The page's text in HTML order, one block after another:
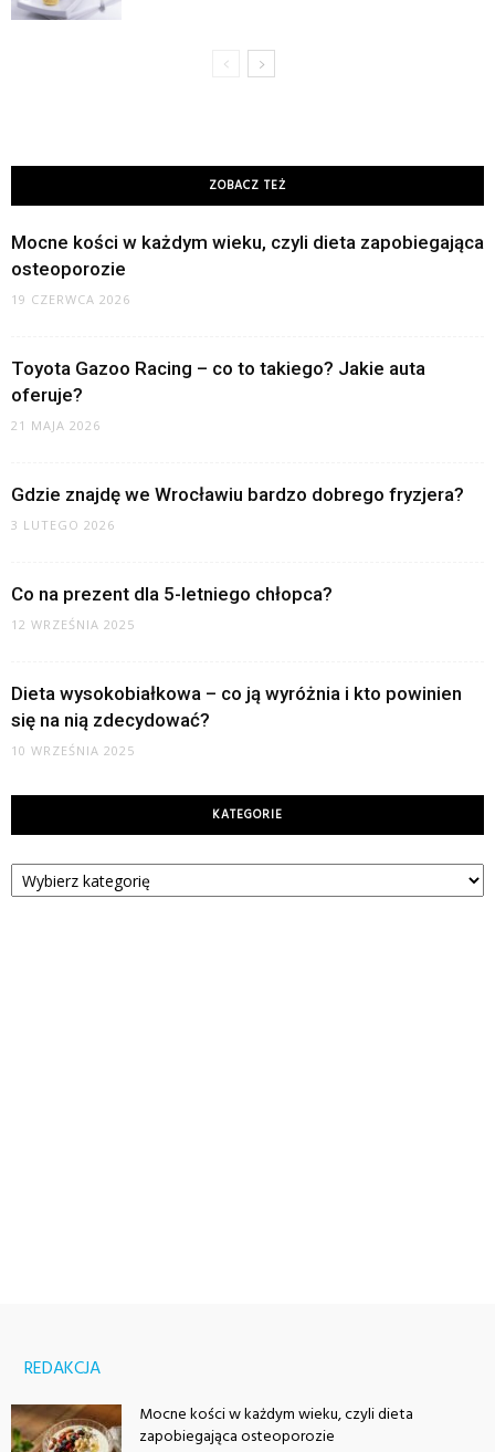
ZOBACZ TEŻ
Mocne kości w każdym wieku, czyli dieta zapobiegająca
osteoporozie
19 CZERWCA 2026
Toyota Gazoo Racing – co to takiego? Jakie auta
oferuje?
21 MAJA 2026
Gdzie znajdę we Wrocławiu bardzo dobrego fryzjera?
3 LUTEGO 2026
Co na prezent dla 5-letniego chłopca?
12 WRZEŚNIA 2025
Dieta wysokobiałkowa – co ją wyróżnia i kto powinien
się na nią zdecydować?
10 WRZEŚNIA 2025
KATEGORIE
Kategorie
REDAKCJA
Mocne kości w każdym wieku, czyli dieta
zapobiegająca osteoporozie